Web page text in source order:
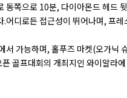
동쪽으로 10분, 다이아몬드 헤드
어디로든 접근성이 뛰어나며, 프
서 가능하며, 홀푸즈 마켓(오가닉
골프대회의 개최지인 와이알